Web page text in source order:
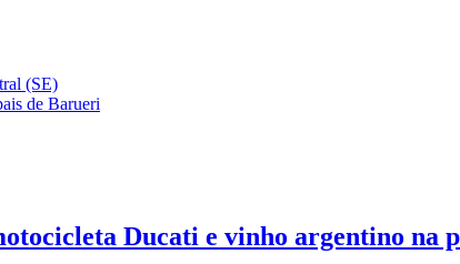
(SE)
de Barueri
Ducati e vinho argentino na